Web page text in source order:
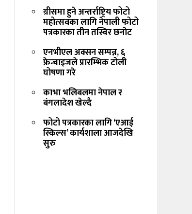
ग्रीसमा हुने अन्तर्राष्ट्रिय फोटो
महोत्सवका लागि नेपाली फोटो
पत्रकारका तीन तस्बिर छनोट
एनभीएल अक्सन सम्पन्न, ६
फ्रेन्चाइजले प्रारम्भिक टोली
घोषणा गरे
काभा भलिबलमा नेपाल र
बंगलादेश खेल्दै
फोटो पत्रकारका लागि ‘एआई
स्किल्स’ कार्यशाला आजदेखि
सुरु